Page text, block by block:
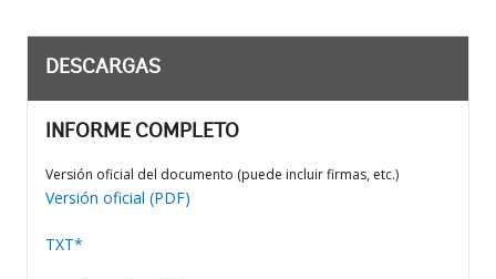
DESCARGAS
INFORME COMPLETO
Versión oficial del documento (puede incluir firmas, etc.)
Versión oficial (PDF)
TXT*